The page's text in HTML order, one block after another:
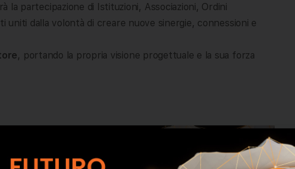
la partecipazione di Istituzioni, Associazioni, Ordini
dalla volontà di creare nuove sinergie, connessioni e
, portando la propria visione progettuale e la sua forza